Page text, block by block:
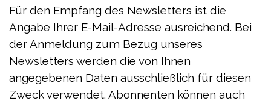
Für den Empfang des Newsletters ist die
Angabe Ihrer E-Mail-Adresse ausreichend. Bei
der Anmeldung zum Bezug unseres
Newsletters werden die von Ihnen
angegebenen Daten ausschließlich für diesen
Zweck verwendet. Abonnenten können auch